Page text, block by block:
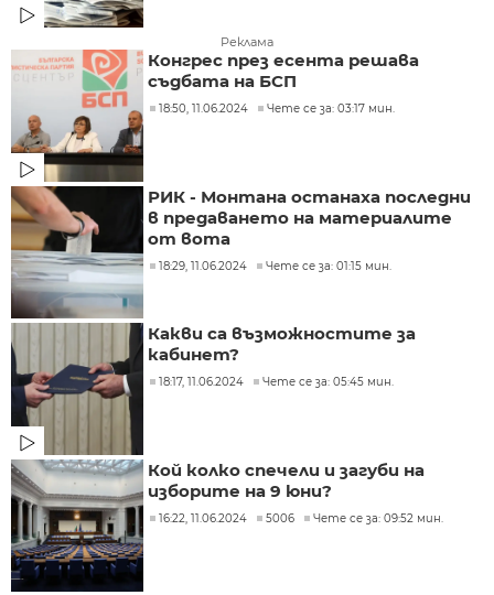
Реклама
Конгрес през есента решава
съдбата на БСП
18:50, 11.06.2024 Чете се за: 03:17 мин.
РИК - Монтана останаха последни
в предаването на материалите
от вота
18:29, 11.06.2024 Чете се за: 01:15 мин.
Какви са възможностите за
кабинет?
18:17, 11.06.2024 Чете се за: 05:45 мин.
Кой колко спечели и загуби на
изборите на 9 юни?
16:22, 11.06.2024 5006 Чете се за: 09:52 мин.